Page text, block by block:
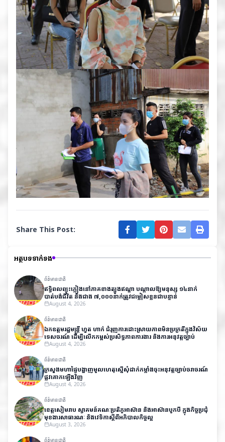
Share This Post:
អត្ថបទទាក់ទង
ព័ត៌មានជាតិ
ឥទ្ធិពលព្យុះភ្លៀងនៅភាគខាងត្បូងឥណ្ឌា បណ្តាលឱ្យមនុស្ស ១៤នាក់
បាត់បង់ជីវិត និងជាង ៧,០០០នាក់ត្រូវជម្លៀសខ្លួនជាបន្ទាន់
August 4, 2026
ព័ត៌មានជាតិ
ឯកឧត្តមរដ្ឋមន្ត្រី ហួត ហាក់ ជំរុញការដោះស្រាយភាពមិនប្រក្រតីក្នុងវិស័យ
ទេសចរណ៍ ដើម្បីលើកកម្ពស់ប្រសិទ្ធភាពការងារ និងការអនុវត្តច្បាប់
August 4, 2026
ព័ត៌មានជាតិ
ក្រសួងមហាផ្ទៃបង្ហាញមូលហេតុស្នើសុំដាក់កម្លាំងចុះអនុវត្តច្បាប់ចរាចរណ៍
ផ្លូវគោកឡើងវិញ
August 4, 2026
ព័ត៌មានជាតិ
ខេត្តសៀមរាប ស្វាគមន៍គណៈប្រតិភូអាស៊ាន និងអាស៊ានបូកបី ក្នុងកិច្ចប្រជុំ
មុខងារសាធារណៈ និងវេទិកាស្តីពីអភិបាលកិច្ចល្អ
August 3, 2026
ព័ត៌មានជាតិ